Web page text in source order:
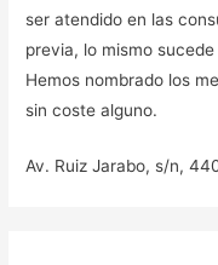
ser atendido en las
previa, lo mismo
Hemos nombrado los
sin coste alguno.
Av. Ruiz Jarabo, s/n,